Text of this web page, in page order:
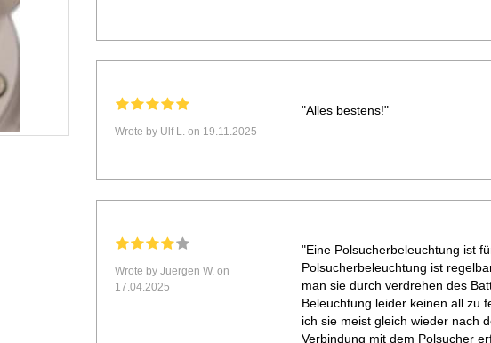
Wrote by Ulf L. on 19.11.2025
"Alles bestens!"
Wrote by Juergen W. on
17.04.2025
"Eine Polsucherbeleuchtung ist
Polsucherbeleuchtung ist
man sie durch verdrehen des
Beleuchtung leider keinen all zu
ich sie meist gleich wieder nach
Verbindung mit dem Polsucher